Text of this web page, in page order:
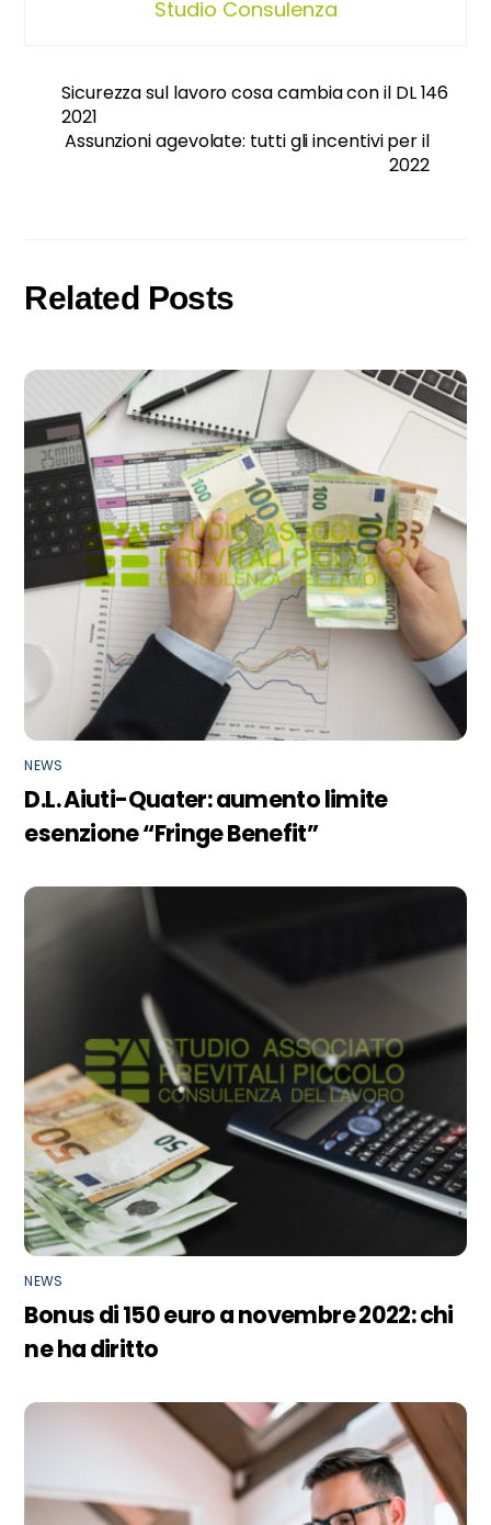
Studio Consulenza
Sicurezza sul lavoro cosa cambia con il DL 146
2021
Assunzioni agevolate: tutti gli incentivi per il
2022
Related Posts
NEWS
D.L. Aiuti-Quater: aumento limite
esenzione “Fringe Benefit”
NEWS
Bonus di 150 euro a novembre 2022: chi
ne ha diritto